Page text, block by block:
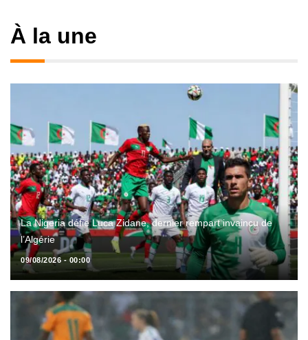
À la une
La Nigeria défie Luca Zidane, dernier rempart invaincu de
l’Algérie
09/08/2026 - 00:00